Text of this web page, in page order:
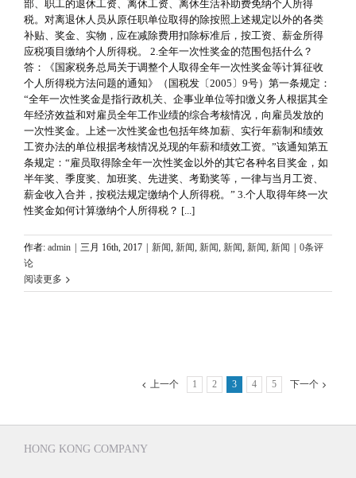
部、职工的退休工资、离休工资、离休生活补助费免纳个人所得
税。对离退休人员从原任职单位取得的除按照上述规定以外的各类
补贴、奖金、实物，应在减除费用扣除标准后，按工资、薪金所得
应税项目缴纳个人所得税。 2.全年一次性奖金的范围包括什么？
答：《国家税务总局关于调整个人取得全年一次性奖金等计算征收
个人所得税方法问题的通知》（国税发〔2005〕9号）第一条规定：
“全年一次性奖金是指行政机关、企事业单位等扣缴义务人根据其全
年经济效益和对雇员全年工作业绩的综合考核情况，向雇员发放的
一次性奖金。上述一次性奖金也包括年终加薪、实行年薪制和绩效
工资办法的单位根据考核情况兑现的年薪和绩效工资。”该通知第五
条规定：“雇员取得除全年一次性奖金以外的其它各种名目奖金，如
半年奖、季度奖、加班奖、先进奖、考勤奖等，一律与当月工资、
薪金收入合并，按税法规定缴纳个人所得税。” 3.个人取得年终一次
性奖金如何计算缴纳个人所得税？ [...]
作者: admin 三月 16th, 2017 新闻, 新闻, 新闻, 新闻, 新闻, 新闻
0条评
论
阅读更多
上一个 1 2 3 4 5 下一个
HONG KONG COMPANY